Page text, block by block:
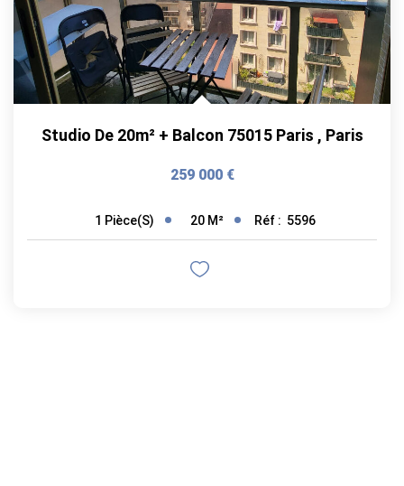
Studio De 20m² + Balcon 75015 Paris , Paris
259 000 €
1 Pièce(s) 20 M² Réf : 5596